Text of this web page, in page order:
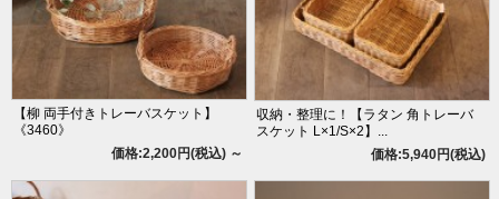
【柳 両手付きトレーバスケット】
《3460》
価格:2,200円(税込) ～
収納・整理に！【ラタン 角トレーバ
スケット L×1/S×2】...
価格:5,940円(税込)